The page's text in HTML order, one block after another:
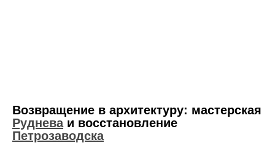
Возвращение в архитектуру: мастерская
Рудневаи восстановление
Петрозаводска